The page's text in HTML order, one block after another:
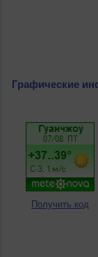
Графические
Получить код